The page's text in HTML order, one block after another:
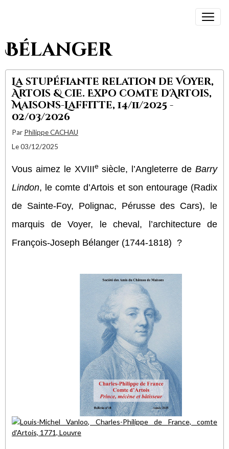
Bélanger
La stupéfiante relation de Voyer,
Artois & cie. Expo comte d'Artois,
Maisons-Laffitte, 14/11/2025 -
02/03/2026
Par Philippe CACHAU
Le 03/12/2025
Vous aimez le XVIIIesiècle, l’Angleterre deBarry
Lindon, le comte d’Artois et son entourage (Radix
de Sainte-Foy, Polignac, Pérusse des Cars), le
marquis de Voyer, le cheval, l’architecture de
François-Joseph Bélanger (1744-1818) ?